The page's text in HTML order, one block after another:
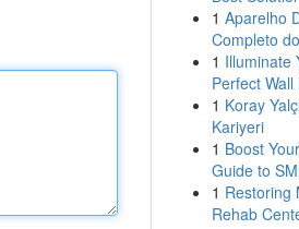
1 Aparelho
Completo
1 Illuminate
Perfect
1 Koray
Kariyeri
1 Boost
Guide to
1 Restoring
Rehab